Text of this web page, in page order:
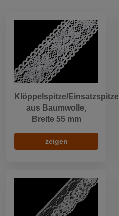
Klöppelspitze/Einsatzspitze
aus Baumwolle,
Breite 55 mm
zeigen